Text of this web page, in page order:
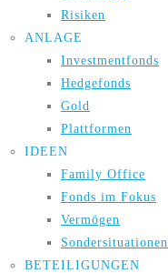
Risiken
ANLAGE
Investmentfonds
Hedgefonds
Gold
Plattformen
IDEEN
Family Office
Fonds im Fokus
Vermögen
Sondersituationen
BETEILIGUNGEN